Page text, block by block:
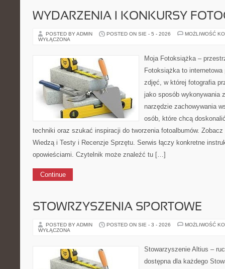
WYDARZENIA I KONKURSY
POSTED BY ADMIN POSTED ON SIE - 5 - 2026
MOŻLIWOŚĆ
WYŁĄCZONA
Moja Fotoksiążka –
Fotoksiążka to internetowa
zdjęć, w której fotografia
jako sposób wykonywania
narzędzie zachowywania
osób, które chcą
techniki oraz szukać inspiracji do tworzenia fotoalbumów.
Wiedzą i Testy i Recenzje Sprzętu. Serwis łączy konkretne
opowieściami. Czytelnik może znaleźć tu […]
Continue
STOWRZYSZENIA SPORTOWE
POSTED BY ADMIN POSTED ON SIE - 3 - 2026
MOŻLIWOŚĆ
WYŁĄCZONA
Stowarzyszenie Altius –
dostępna dla każdego